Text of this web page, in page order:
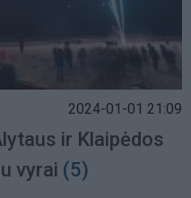
2024-01-01 21:09
ir Klaipėdos
vyrai (5)